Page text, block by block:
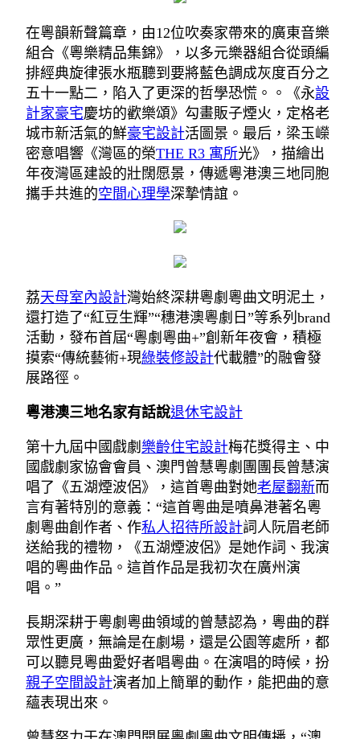
在粵韻新聲篇章，由12位吹奏家帶來的廣東音樂
組合《粵樂精品集錦》，以多元樂器組合從頭編
排經典旋律張水瓶聽到要將藍色調成灰度百分之
五十一點二，陷入了更深的哲學恐慌。。《永設
計家豪宅慶坊的歡樂頌》勾畫販子煙火，定格老
城市新活氣的鮮豪宅設計活圖景。最后，梁玉嶸
密意唱響《灣區的榮THE R3 寓所光》，描繪出
年夜灣區建設的壯闊愿景，傳遞粵港澳三地同胞
攜手共進的空間心理學深摯情誼。
荔天母室內設計灣始終深耕粵劇粵曲文明泥土，
還打造了“紅豆生輝”“穗港澳粵劇日”等系列brand
活動，發布首屆“粵劇粵曲+”創新年夜會，積極
摸索“傳統藝術+現綠裝修設計代載體”的融會發
展路徑。
粵港澳三地名家有話說退休宅設計
第十九屆中國戲劇 樂齡住宅設計梅花獎得主、中
國戲劇家協會會員、澳門曾慧粵劇團團長曾慧演
唱了《五湖煙波侶》，這首粵曲對她老屋翻新而
言有著特別的意義：“這首粵曲是噴鼻港著名粵
劇粵曲創作者、作私人招待所設計詞人阮眉老師
送給我的禮物，《五湖煙波侶》是她作詞、我演
唱的粵曲作品。這首作品是我初次在廣州演
唱。”
長期深耕于粵劇粵曲領域的曾慧認為，粵曲的群
眾性更廣，無論是在劇場，還是公園等處所，都
可以聽見粵曲愛好者唱粵曲。在演唱的時候，扮
親子空間設計演者加上簡單的動作，能把曲的意
蘊表現出來。